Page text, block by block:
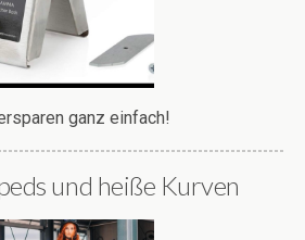
ganz einfach!
und heiße Kurven